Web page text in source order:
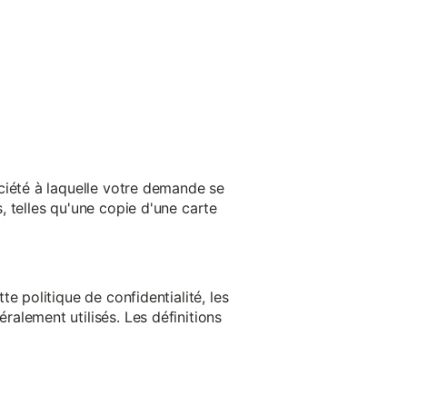
à laquelle votre demande se
telles qu'une copie d'une carte
politique de confidentialité, les
utilisés. Les définitions